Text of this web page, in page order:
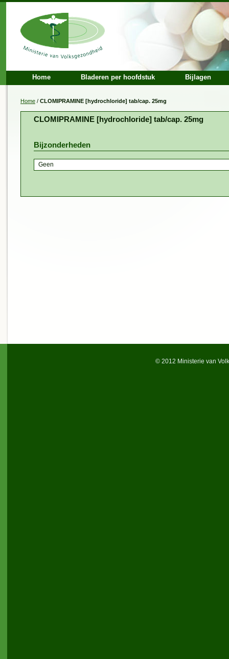
Home Bladeren per hoofdstuk Bijlagen
Home / CLOMIPRAMINE [hydrochloride] tab/cap. 25mg
CLOMIPRAMINE [hydrochloride] tab/cap. 25mg
Bijzonderheden
Geen
© 2012 Ministerie van